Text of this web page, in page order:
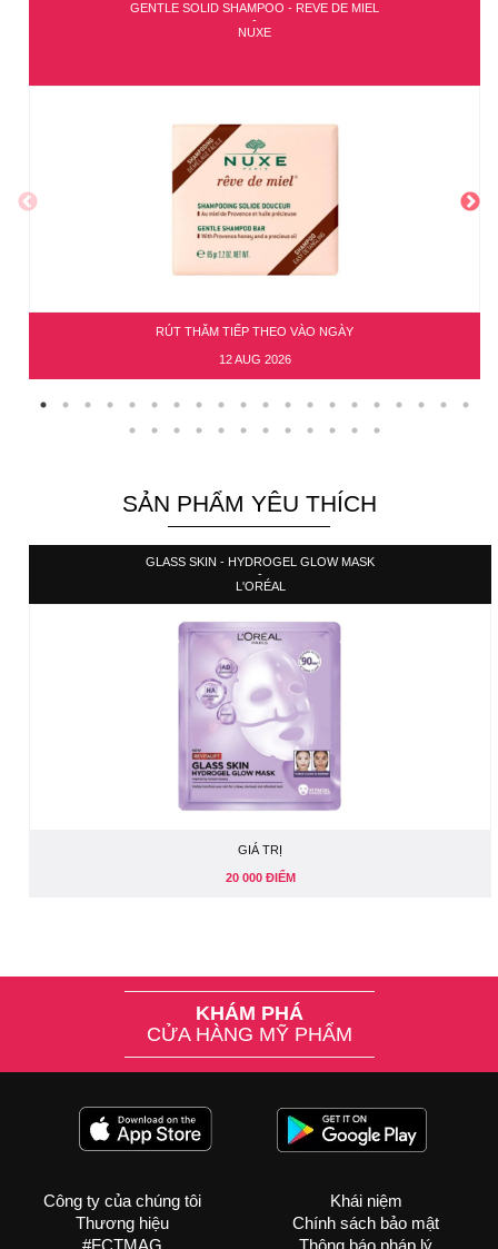
GENTLE SOLID SHAMPOO - REVE DE MIEL
-
NUXE
RÚT THĂM TIẾP THEO VÀO NGÀY
12 AUG 2026
SẢN PHẨM YÊU THÍCH
GLASS SKIN - HYDROGEL GLOW MASK
-
L'ORÉAL
GIÁ TRỊ
20 000 ĐIỂM
KHÁM PHÁ
CỬA HÀNG MỸ PHẨM
Công ty của chúng tôi
Thương hiệu
#FCTMAG
Khái niệm
Chính sách bảo mật
Thông báo pháp lý